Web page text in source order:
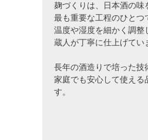
麹づくりは、日本酒の味
最も重要な工程のひとつ
温度や湿度を細かく調整
蔵人が丁寧に仕上げてい
長年の酒造りで培った技
家庭でも安心して使える
す。